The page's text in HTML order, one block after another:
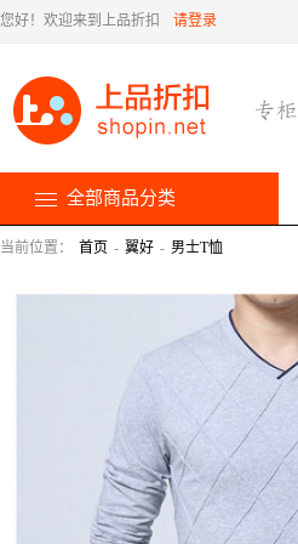
您好！欢迎来到上品折扣 请登录
全部商品分类
当前位置： 首页 - 翼好 - 男士T恤